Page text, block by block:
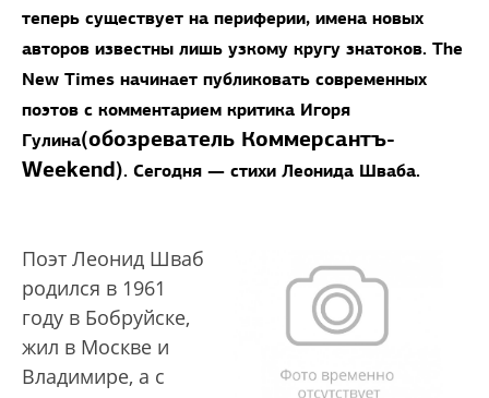
теперь существует на периферии, имена новых
авторов известны лишь узкому кругу знатоков. The
New Times начинает публиковать современных
поэтов с комментарием критика Игоря
Гулина(обозреватель Коммерсантъ-
Weekend). Сегодня — стихи Леонида Шваба.
Поэт Леонид Шваб
родился в 1961
году в Бобруйске,
жил в Москве и
Владимире, а с